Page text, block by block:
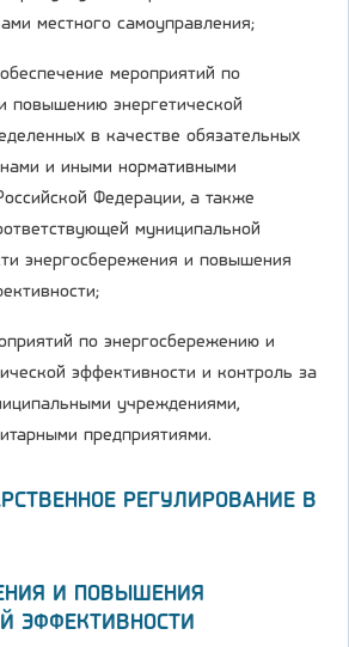
местного самоуправления;
мероприятий по
повышению энергетической
в качестве обязательных
и иными нормативными
Федерации, а также
муниципальной
энергосбережения и повышения
по энергосбережению и
эффективности и контроль за
учреждениями,
предприятиями.
РЕГУЛИРОВАНИЕ В
И ПОВЫШЕНИЯ
ЭФФЕКТИВНОСТИ